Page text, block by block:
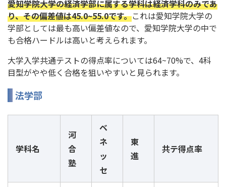
愛知学院大学の経済学部に属する学科は経済学科のみであ
り、その偏差値は45.0~55.0です。これは愛知学院大学の
学部としては最も高い偏差値なので、愛知学院大学の中で
も合格ハードルは高いと考えられます。
大学入学共通テストの得点率については64~70%で、4科
目型がやや低く合格を狙いやすいと見られます。
法学部
学科名
河
合
塾
ベ
ネ
ッ
セ
東
進
共テ得点率